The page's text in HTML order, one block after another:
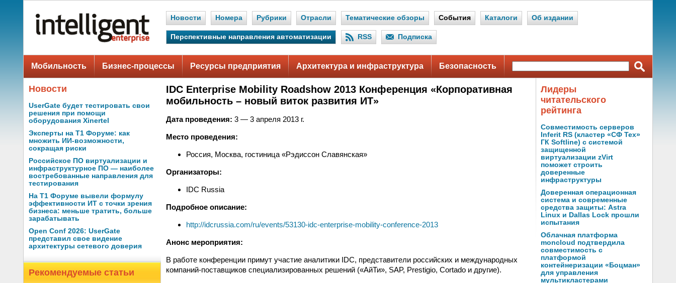
Новости Номера Рубрики Отрасли Тематические обзоры События Каталоги Об издании
Перспективные направления автоматизации RSS Подписка
Мобильность Бизнес-процессы Ресурсы предприятия Архитектура и инфраструктура Безопасность
Новости
UserGate будет тестировать свои
решения при помощи
оборудования Xinertel
Эксперты на Т1 Форуме: как
множить ИИ-возможности,
сокращая риски
Российское ПО виртуализации и
инфраструктурное ПО — наиболее
востребованные направления для
тестирования
На Т1 Форуме вывели формулу
эффективности ИТ с точки зрения
бизнеса: меньше тратить, больше
зарабатывать
Open Conf 2026: UserGate
представил свое видение
архитектуры сетевого доверия
Рекомендуемые статьи
IDC Enterprise Mobility Roadshow 2013 Конференция «Корпоративная
мобильность – новый виток развития ИТ»
Дата проведения: 3 — 3 апреля 2013 г.
Место проведения:
Россия, Москва, гостиница «Рэдиссон Славянская»
Организаторы:
IDC Russia
Подробное описание:
http://idcrussia.com/ru/events/53130-idc-enterprise-mobility-conference-2013
Анонс мероприятия:
В работе конференции примут участие аналитики IDC, представители российских и международных
компаний-поставщиков специализированных решений («АйТи», SAP, Prestigio, Cortado и другие).
Лидеры
читательского
рейтинга
Совместимость серверов
Inferit RS (кластер «СФ Тех»
ГК Softline) с системой
защищенной
виртуализации zVirt
поможет строить
доверенные
инфраструктуры
Доверенная операционная
система и современные
средства защиты: Astra
Linux и Dallas Lock прошли
испытания
Облачная платформа
moncloud подтвердила
совместимость с
платформой
контейнеризации «Боцман»
для управления
мультикластерами